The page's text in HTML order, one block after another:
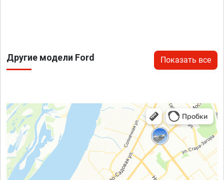
Другие модели Ford Показать все